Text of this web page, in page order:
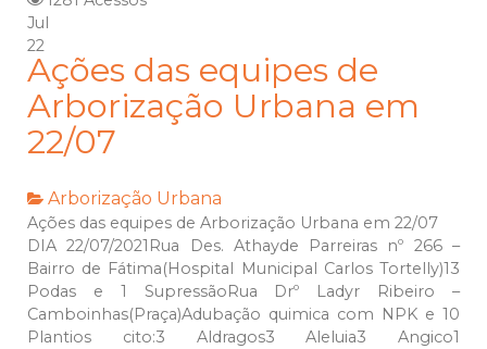
Jul
22
Ações das equipes de
Arborização Urbana em
22/07
Arborização Urbana
Ações das equipes de Arborização Urbana em 22/07
DIA 22/07/2021Rua Des. Athayde Parreiras nº 266 –
Bairro de Fátima(Hospital Municipal Carlos Tortelly)13
Podas e 1 SupressãoRua Drº Ladyr Ribeiro –
Camboinhas(Praça)Adubação quimica com NPK e 10
Plantios cito:3 Aldragos3 Aleluia3 Angico1